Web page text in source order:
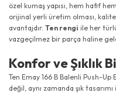
özel kumaş yapısı, hem hafif
orijinal yerli üretim olması, kalite
avantajdır. Ten rengi ile her
vazgeçilmez bir parça haline
Konfor ve Şıklık
Ten Emay 166 B Balenli Push-
değil, aynı zamanda şık